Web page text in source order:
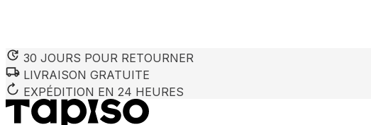
30 JOURS POUR RETOURNER
LIVRAISON GRATUITE
EXPÉDITION EN 24 HEURES